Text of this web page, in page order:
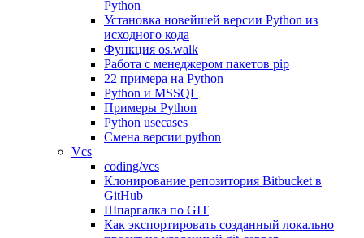
Python
Установка новейшей версии Python из
исходного кода
Функция os.walk
Работа с менеджером пакетов pip
22 примера на Python
Python и MSSQL
Примеры Python
Python usecases
Смена версии python
Vcs
coding/vcs
Клонирование репозитория Bitbucket в
GitHub
Шпаргалка по GIT
Как экспортировать созданный локально